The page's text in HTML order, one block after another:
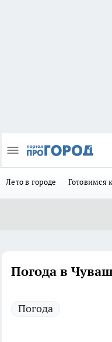
Лето в городе Готовимся
Погода в
Погода